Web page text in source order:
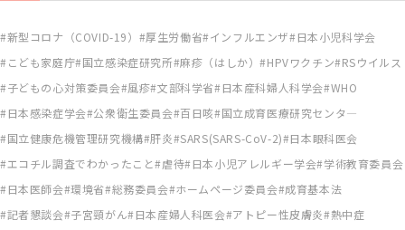
新型コロナ（COVID-19） 厚生労働省 インフルエンザ 日本小児科学会
こども家庭庁 国立感染症研究所 麻疹（はしか） HPVワクチン RSウイルス
子どもの心対策委員会 風疹 文部科学省 日本産科婦人科学会 WHO
日本感染症学会 公衆衛生委員会 百日咳 国立成育医療研究センタ―
国立健康危機管理研究機構 肝炎 SARS(SARS-CoV-2)
日本眼科医会
エコチル調査でわかったこと 虐待 日本小児アレルギー学会 学術教育委員会
日本医師会 環境省 総務委員会 ホームページ委員会 成育基本法
記者懇談会 子宮頸がん 日本産婦人科医会 アトピー性皮膚炎 熱中症